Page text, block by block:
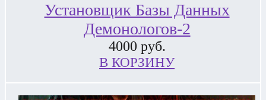
Установщик Базы Данных
Демонологов-2
4000 руб.
В КОРЗИНУ